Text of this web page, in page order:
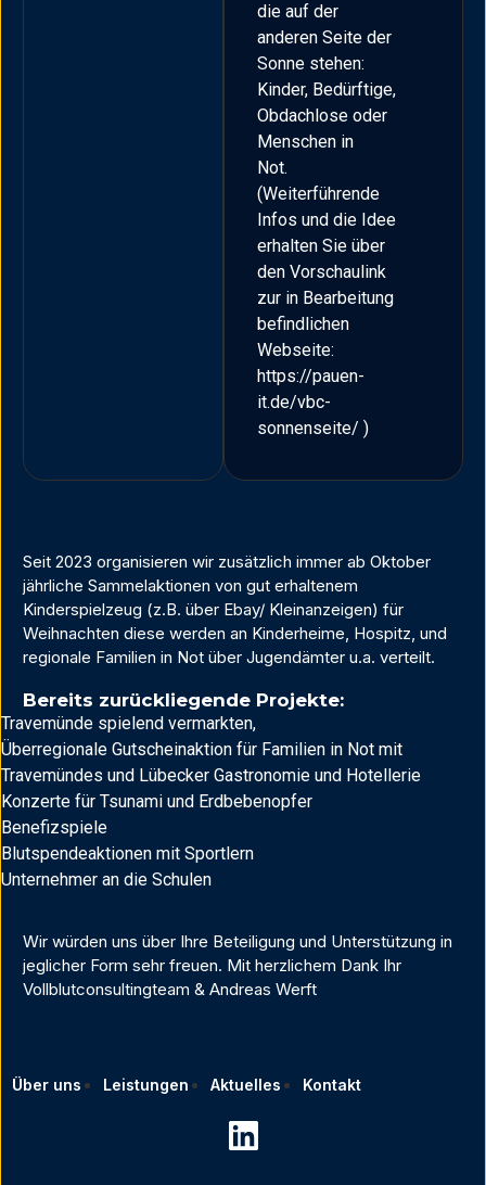
die auf der
anderen Seite der
Sonne stehen:
Kinder, Bedürftige,
Obdachlose oder
Menschen in
Not.
(Weiterführende
Infos und die Idee
erhalten Sie über
den Vorschaulink
zur in Bearbeitung
befindlichen
Webseite:
https://pauen-
it.de/vbc-
sonnenseite/ )
Seit 2023 organisieren wir zusätzlich immer ab Oktober
jährliche Sammelaktionen von gut erhaltenem
Kinderspielzeug (z.B. über Ebay/ Kleinanzeigen) für
Weihnachten diese werden an Kinderheime, Hospitz, und
regionale Familien in Not über Jugendämter u.a. verteilt.
Bereits zurückliegende Projekte:
Travemünde spielend vermarkten,
Überregionale Gutscheinaktion für Familien in Not mit
Travemündes und Lübecker Gastronomie und Hotellerie
Konzerte für Tsunami und Erdbebenopfer
Benefizspiele
Blutspendeaktionen mit Sportlern
Unternehmer an die Schulen
Wir würden uns über Ihre Beteiligung und Unterstützung in
jeglicher Form sehr freuen. Mit herzlichem Dank Ihr
Vollblutconsultingteam & Andreas Werft
Über uns Leistungen Aktuelles Kontakt